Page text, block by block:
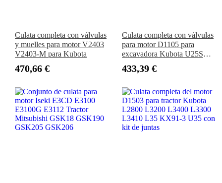
Culata completa con válvulas
y muelles para motor V2403
V2403-M para Kubota
470,66 €
Culata completa con válvulas
para motor D1105 para
excavadora Kubota U25S
vehículo utilitario RTV1100,
ZD326, ZD28, ZD25F,
ZD1211
433,39 €